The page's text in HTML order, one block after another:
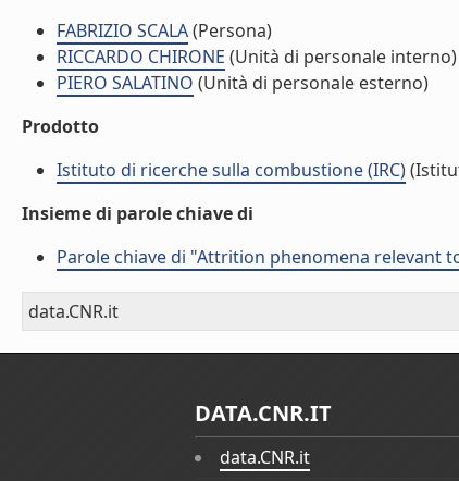
FABRIZIO SCALA(Persona)
RICCARDO CHIRONE (Unità di personale interno)
PIERO SALATINO (Unità di personale esterno)
Prodotto
Istituto di ricerche sulla combustione (IRC)
Insieme di parole chiave di
Parole chiave di "Attrition phenomena relevant
data.CNR.it
DATA.CNR.IT
data.CNR.it